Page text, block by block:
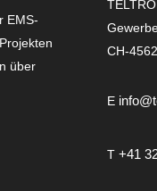
EMS-
über
CH-
E
T +41